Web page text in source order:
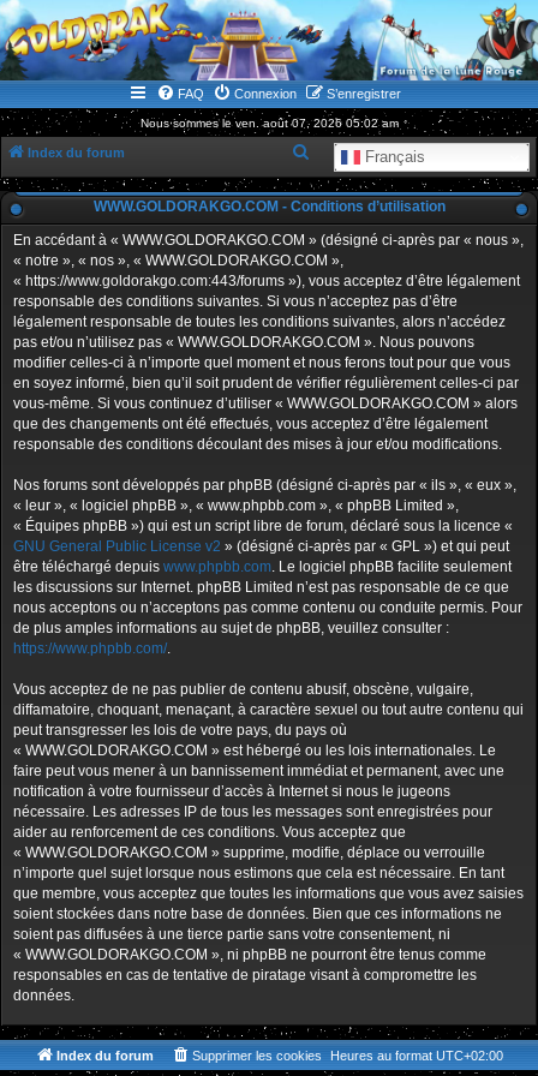
WWW.GOLDORAKGO.COM
le site de la Lune Rouge
FAQ Connexion S’enregistrer
Nous sommes le ven. août 07, 2026 05:02 am
Index du forum Français
e
c
h
e
r
c
e
r
WWW.GOLDORAKGO.COM - Conditions d’utilisation
En accédant à « WWW.GOLDORAKGO.COM » (désigné ci-après par « nous »,
« notre », « nos », « WWW.GOLDORAKGO.COM »,
« https://www.goldorakgo.com:443/forums »), vous acceptez d’être légalement
responsable des conditions suivantes. Si vous n’acceptez pas d’être
légalement responsable de toutes les conditions suivantes, alors n’accédez
pas et/ou n’utilisez pas « WWW.GOLDORAKGO.COM ». Nous pouvons
modifier celles-ci à n’importe quel moment et nous ferons tout pour que vous
en soyez informé, bien qu’il soit prudent de vérifier régulièrement celles-ci par
vous-même. Si vous continuez d’utiliser « WWW.GOLDORAKGO.COM » alors
que des changements ont été effectués, vous acceptez d’être légalement
responsable des conditions découlant des mises à jour et/ou modifications.
Nos forums sont développés par phpBB (désigné ci-après par « ils », « eux »,
« leur », « logiciel phpBB », « www.phpbb.com », « phpBB Limited »,
« Équipes phpBB ») qui est un script libre de forum, déclaré sous la licence «
GNU General Public License v2 » (désigné ci-après par « GPL ») et qui peut
être téléchargé depuis www.phpbb.com. Le logiciel phpBB facilite seulement
les discussions sur Internet. phpBB Limited n’est pas responsable de ce que
nous acceptons ou n’acceptons pas comme contenu ou conduite permis. Pour
de plus amples informations au sujet de phpBB, veuillez consulter :
https://www.phpbb.com/.
Vous acceptez de ne pas publier de contenu abusif, obscène, vulgaire,
diffamatoire, choquant, menaçant, à caractère sexuel ou tout autre contenu qui
peut transgresser les lois de votre pays, du pays où
« WWW.GOLDORAKGO.COM » est hébergé ou les lois internationales. Le
faire peut vous mener à un bannissement immédiat et permanent, avec une
notification à votre fournisseur d’accès à Internet si nous le jugeons
nécessaire. Les adresses IP de tous les messages sont enregistrées pour
aider au renforcement de ces conditions. Vous acceptez que
« WWW.GOLDORAKGO.COM » supprime, modifie, déplace ou verrouille
n’importe quel sujet lorsque nous estimons que cela est nécessaire. En tant
que membre, vous acceptez que toutes les informations que vous avez saisies
soient stockées dans notre base de données. Bien que ces informations ne
soient pas diffusées à une tierce partie sans votre consentement, ni
« WWW.GOLDORAKGO.COM », ni phpBB ne pourront être tenus comme
responsables en cas de tentative de piratage visant à compromettre les
données.
Index du forum Heures au format UTC+02:00
Supprimer les cookies